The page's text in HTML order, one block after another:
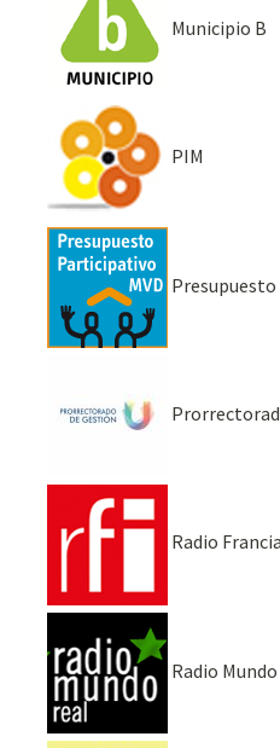
Municipio B
PIM
Radio
Radio